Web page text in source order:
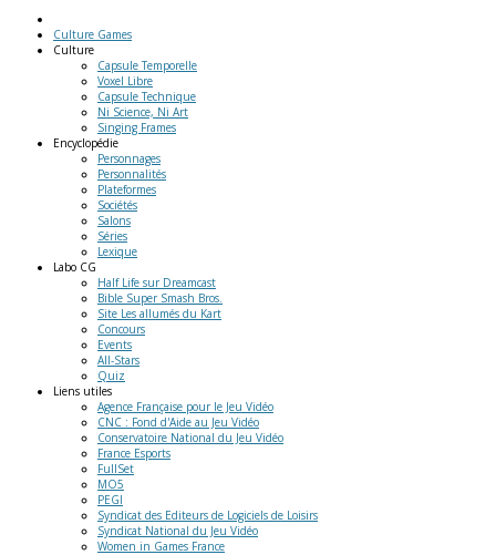
Culture Games
Culture
Capsule Temporelle
Voxel Libre
Capsule Technique
Ni Science, Ni Art
Singing Frames
Encyclopédie
Personnages
Personnalités
Plateformes
Sociétés
Salons
Séries
Lexique
Labo CG
Half Life sur Dreamcast
Bible Super Smash Bros.
Site Les allumés du Kart
Concours
Events
All-Stars
Quiz
Liens utiles
Agence Française pour le Jeu Vidéo
CNC : Fond d'Aide au Jeu Vidéo
Conservatoire National du Jeu Vidéo
France Esports
FullSet
MO5
PEGI
Syndicat des Editeurs de Logiciels de Loisirs
Syndicat National du Jeu Vidéo
Women in Games France